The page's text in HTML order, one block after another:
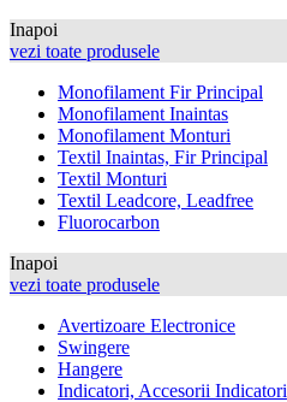
Inapoi
vezi toate produsele
Monofilament Fir Principal
Monofilament Inaintas
Monofilament Monturi
Textil Inaintas, Fir Principal
Textil Monturi
Textil Leadcore, Leadfree
Fluorocarbon
Inapoi
vezi toate produsele
Avertizoare Electronice
Swingere
Hangere
Indicatori, Accesorii Indicatori